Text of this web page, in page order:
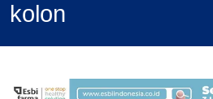
kolon